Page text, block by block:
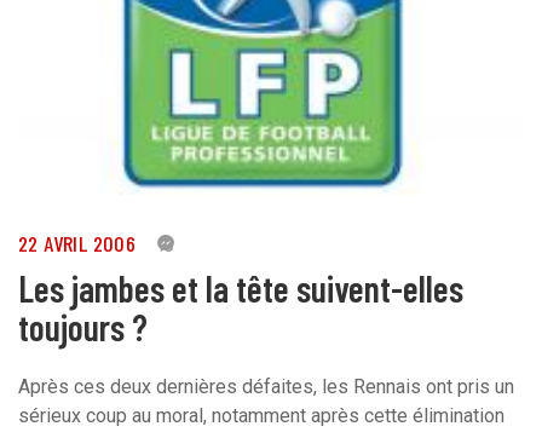
22 AVRIL 2006 0
Les jambes et la tête suivent-elles
toujours ?
Après ces deux dernières défaites, les Rennais ont pris un
sérieux coup au moral, notamment après cette élimination